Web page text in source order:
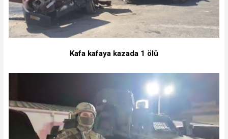
Kafa kafaya kazada 1 ölü